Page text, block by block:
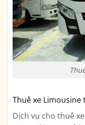
Thuê xe Limousine
Dịch vụ cho thuê